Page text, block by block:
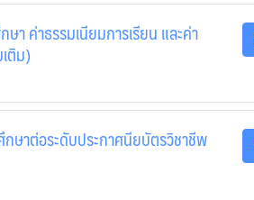
า ค่าธรรมเนียมการเรียน และค่า
ติม)
กษาต่อระดับประกาศนียบัตรวิชาชีพ